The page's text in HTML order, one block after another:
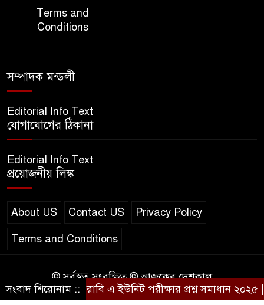
Jannat Toha Video viral
Terms and
Conditions
সম্পাদক মন্ডলী
Editorial Info Text
যোগাযোগের ঠিকানা
Editorial Info Text
প্রয়োজনীয় লিঙ্ক
About US Contact US Privacy Policy
Terms and Conditions
© সর্বস্বত্ব সংরক্ষিত © আজকের দেশকাল
Design & Developed byBD IT HOST
সংবাদ শিরোনাম ::রাবি এ ইউনিট পরীক্ষার প্রশ্ন সমাধান ২০২৫